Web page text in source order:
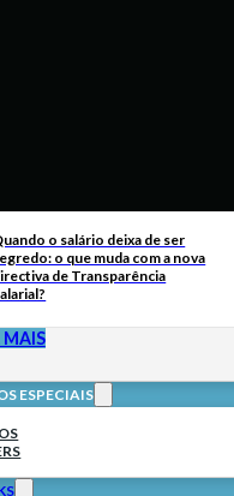
o salário deixa de ser
o que muda com a nova
de Transparência
MAIS
ESPECIAIS